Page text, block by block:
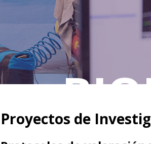
Proyectos de